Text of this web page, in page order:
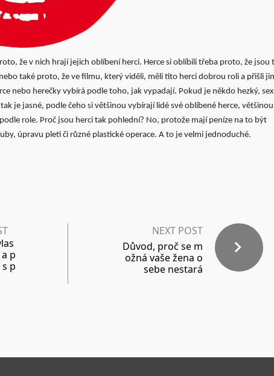
že v nich hrají jejich oblíbení herci. Herce si oblíbili třeba proto, že jsou
také proto, že ve filmu, který viděli, měli tito herci dobrou roli a přišli
nebo herečky vybírá podle toho, jak vypadají. Pokud je někdo hezký,
je jasné, podle čeho si většinou vybírají lidé své oblíbené herce,
role. Proč jsou herci tak pohlední? No, protože mají peníze na to být
úpravu pleti či různé plastické operace. A to je velmi jednoduché.
p
p
NEXT POST
Důvod, proč se m
ožná vaše žena o
sebe nestará